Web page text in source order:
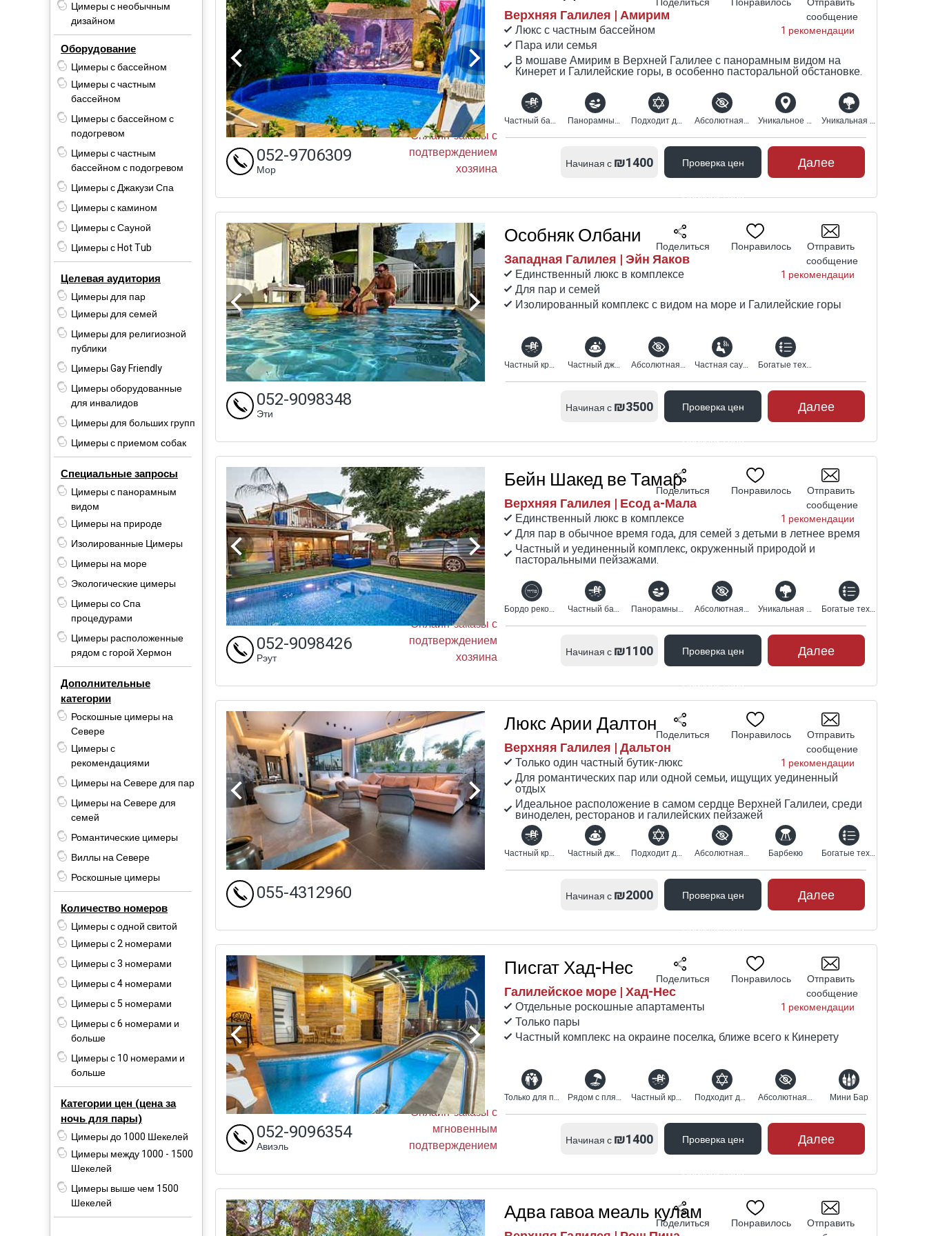
Цимеры с необычным
дизайном
Оборудование
Цимеры с бассейном
Цимеры с частным
бассейном
Цимеры с бассейном с
подогревом
Цимеры с частным
бассейном с подогревом
Цимеры с Джакузи Спа
Цимеры с камином
Цимеры с Сауной
Цимеры с Hot Tub
Целевая аудитория
Цимеры для пар
Цимеры для семей
Цимеры для религиозной
публики
Цимеры Gay Friendly
Цимеры оборудованные
для инвалидов
Цимеры для больших групп
Цимеры с приемом собак
Специальные запросы
Цимеры с панорамным
видом
Цимеры на природе
Изолированные Цимеры
Цимеры на море
Экологические цимеры
Цимеры со Спа
процедурами
Цимеры расположенные
рядом с горой Хермон
Дополнительные
категории
Роскошные цимеры на
Севере
Цимеры с
рекомендациями
Цимеры на Севере для пар
Цимеры на Севере для
семей
Романтические цимеры
Виллы на Севере
Роскошные цимеры
Количество номеров
Цимеры с одной свитой
Цимеры с 2 номерами
Цимеры с 3 номерами
Цимеры с 4 номерами
Цимеры с 5 номерами
Цимеры с 6 номерами и
больше
Цимеры с 10 номерами и
больше
Категории цен (цена за
ночь для пары)
Цимеры до 1000 Шекелей
Цимеры между 1000 - 1500
Шекелей
Цимеры выше чем 1500
Шекелей
Верхняя Галилея | Амирим
1 рекомендации
Люкс с частным бассейном
Пара или семья
В мошаве Амирим в Верхней Галилее с панорамным видом на
Кинерет и Галилейские горы, в особенно пасторальной обстановке.
сообщение
Частный бассейн Панорамный вид Подходит для религиозных Абсолютная конфиденциальность Уникальное расположение Уникальная природная среда
Онлайн-заказы с
подтверждением
хозяина
052-9706309
Мор Начиная с₪1400 Проверка цен
Проверка цен
Далее
Особняк Олбани
Западная Галилея | Эйн Яаков
1 рекомендации
Единственный люкс в комплексе
Для пар и семей
Изолированный комплекс с видом на море и Галилейские горы
Поделиться Понравилось
Отправить
сообщение
Частный крытый бассейн с подогревом Частный джакузи-спа Абсолютная конфиденциальность Частная сауна Богатые технические характеристики
052-9098348
Эти Начиная с₪3500 Проверка цен
Проверка цен
Далее
Бейн Шакед ве Тамар
Верхняя Галилея | Есод а-Мала
1 рекомендации
Единственный люкс в комплексе
Для пар в обычное время года, для семей з детьми в летнее время
Частный и уединенный комплекс, окруженный природой и
пасторальными пейзажами.
Поделиться Понравилось
Отправить
сообщение
Бордо рекомендует Частный бассейн Панорамный вид Абсолютная конфиденциальность Уникальная природная среда Богатые технические характеристики
Онлайн-заказы с
подтверждением
хозяина
052-9098426
Рэут Начиная с₪1100 Проверка цен
Проверка цен
Далее
Люкс Арии Далтон
Верхняя Галилея | Дальтон
1 рекомендации
Только один частный бутик-люкс
Для романтических пар или одной семьи, ищущих уединенный
отдых
Идеальное расположение в самом сердце Верхней Галилеи, среди
виноделен, ресторанов и галилейских пейзажей
Поделиться Понравилось
Отправить
сообщение
Частный крытый бассейн с подогревом Частный джакузи-спа Подходит для религиозных Абсолютная конфиденциальность Барбекю Богатые технические характеристики
055-4312960 Начиная с₪2000 Проверка цен
Проверка цен
Далее
Писгат Хад-Нес
Галилейское море | Хад-Нес
1 рекомендации
Отдельные роскошные апартаменты
Только пары
Частный комплекс на окраине поселка, ближе всего к Кинерету
Поделиться Понравилось
Отправить
сообщение
Только для пар Рядом с пляжем Кинерет Частный крытый бассейн с подогревом Подходит для религиозных Абсолютная конфиденциальность Мини Бар
Онлайн-заказы с
мгновенным
подтверждением
052-9096354
Авиэль Начиная с₪1400 Проверка цен
Проверка цен
Далее
Адва гавоа меаль кулам
Поделиться Понравилось
Отправить